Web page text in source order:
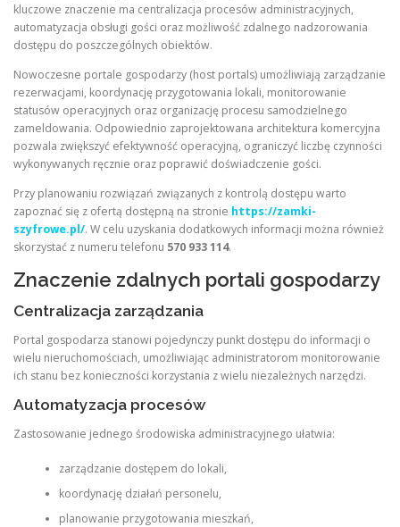
kluczowe znaczenie ma centralizacja procesów administracyjnych,
automatyzacja obsługi gości oraz możliwość zdalnego nadzorowania
dostępu do poszczególnych obiektów.
Nowoczesne portale gospodarzy (host portals) umożliwiają zarządzanie
rezerwacjami, koordynację przygotowania lokali, monitorowanie
statusów operacyjnych oraz organizację procesu samodzielnego
zameldowania. Odpowiednio zaprojektowana architektura komercyjna
pozwala zwiększyć efektywność operacyjną, ograniczyć liczbę czynności
wykonywanych ręcznie oraz poprawić doświadczenie gości.
Przy planowaniu rozwiązań związanych z kontrolą dostępu warto
zapoznać się z ofertą dostępną na stronie https://zamki-
szyfrowe.pl/. W celu uzyskania dodatkowych informacji można również
skorzystać z numeru telefonu 570 933 114.
Znaczenie zdalnych portali gospodarzy
Centralizacja zarządzania
Portal gospodarza stanowi pojedynczy punkt dostępu do informacji o
wielu nieruchomościach, umożliwiając administratorom monitorowanie
ich stanu bez konieczności korzystania z wielu niezależnych narzędzi.
Automatyzacja procesów
Zastosowanie jednego środowiska administracyjnego ułatwia:
zarządzanie dostępem do lokali,
koordynację działań personelu,
planowanie przygotowania mieszkań,